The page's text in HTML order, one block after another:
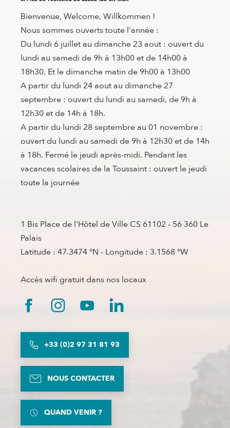
Bienvenue, Welcome, Willkommen !
Nous sommes ouverts toute l'année :
Du lundi 6 juillet au dimanche 23 aout : ouvert du
lundi au samedi de 9h à 13h00 et de 14h00 à
18h30. Et le dimanche matin de 9h00 à 13h00
A partir du lundi 24 aout au dimanche 27
septembre : ouvert du lundi au samedi, de 9h à
12h30 et de 14h à 18h.
A partir du lundi 28 septembre au 01 novembre :
ouvert du lundi au samedi de 9h à 12h30 et de 14h
à 18h. Fermé le jeudi après-midi. Pendant les
vacances scolaires de la Toussaint : ouvert le jeudi
toute la journée
1 Bis Place de l'Hôtel de Ville CS 61102 - 56 360 Le
Palais
Latitude : 47.3474 °N - Longitude : 3.1568 °W
Accès wifi gratuit dans nos locaux
+33 (0)2 97 31 81 93
NOUS CONTACTER
QUAND VENIR ?